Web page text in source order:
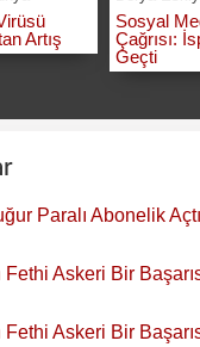
Artış
Sosyal
Çağrısı:
Geçti
Paralı Abonelik
Fethi Askeri Bir
Fethi Askeri Bir